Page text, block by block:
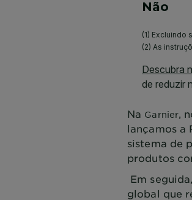
Na Garnier,
lançamos a
sistema de
produtos
Em
global que